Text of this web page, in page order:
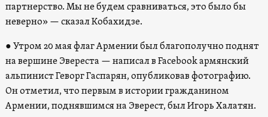
партнерство. Мы не будем сравниваться, это было бы
неверно» — сказал Кобахидзе.
● Утром 20 мая флаг Армении был благополучно поднят
на вершине Эвереста — написал в Facebook армянский
альпинист Геворг Гаспарян, опубликовав фотографию.
Он отметил, что первым в истории гражданином
Армении, поднявшимся на Эверест, был Игорь Халатян.